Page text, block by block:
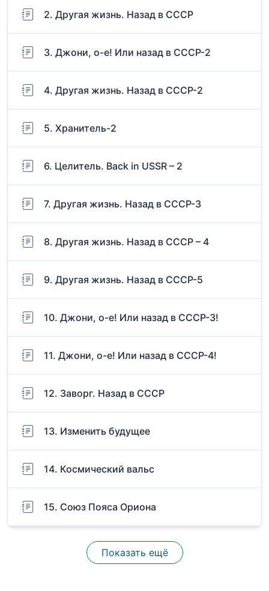
2. Другая жизнь. Назад в СССР
3. Джони, о-е! Или назад в СССР-2
4. Другая жизнь. Назад в СССР-2
5. Хранитель-2
6. Целитель. Back in USSR – 2
7. Другая жизнь. Назад в СССР-3
8. Другая жизнь. Назад в СССР – 4
9. Другая жизнь. Назад в СССР-5
10. Джони, о-е! Или назад в СССР-3!
11. Джони, о-е! Или назад в СССР-4!
12. Заворг. Назад в СССР
13. Изменить будущее
14. Космический вальс
15. Союз Пояса Ориона
Показать ещё